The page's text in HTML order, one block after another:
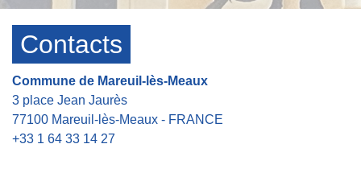
Contacts
Commune de Mareuil-lès-Meaux
3 place Jean Jaurès
77100 Mareuil-lès-Meaux - FRANCE
+33 1 64 33 14 27